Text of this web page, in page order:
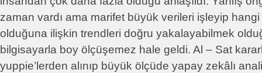
zaman vardı ama marifet büyük verileri işleyip
olduğuna ilişkin trendleri doğru yakalayabilmek
bilgisayarla boy ölçüşemez hale geldi. Al – Sat
yuppie’lerden alınıp büyük ölçüde yapay zekâlı